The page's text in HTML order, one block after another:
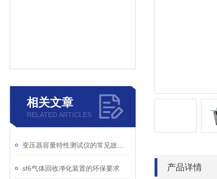
相关文章
RELATED ARTICLES
sf6气体回收净化装置的环保要求 产品详情